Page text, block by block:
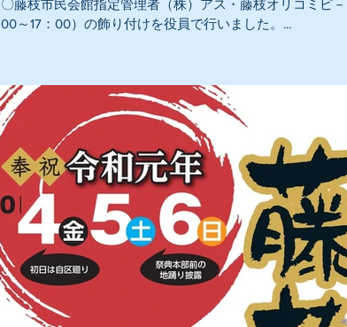
〇藤枝市民会館指定管理者（株）アス・藤枝オリコミピ
00～17：00）の飾り付けを役員で行いました。...